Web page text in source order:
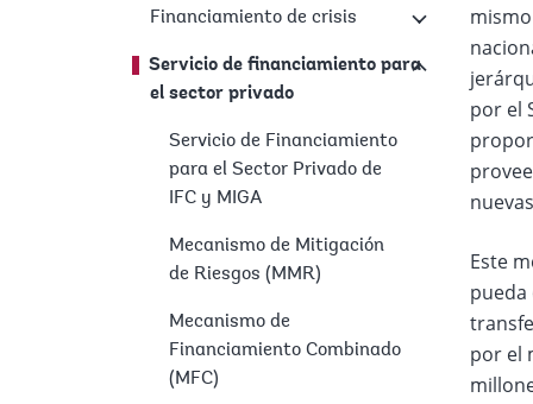
Financiamiento de crisis
Servicio de financiamiento para
el sector privado
Servicio de Financiamiento
para el Sector Privado de
IFC y MIGA
Mecanismo de Mitigación
de Riesgos (MMR)
Mecanismo de
Financiamiento Combinado
(MFC)
por el
Este
pueda
por el